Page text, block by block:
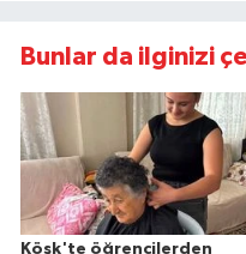
Bunlar da ilginizi
Köşk'te öğrencilerden